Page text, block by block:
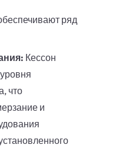
ряд
Кессон
что
и